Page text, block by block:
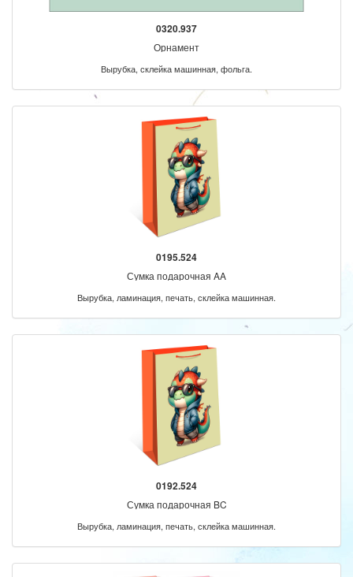
0320.937
Орнамент
Вырубка, склейка машинная, фольга.
0195.524
Сумка подарочная AA
Вырубка, ламинация, печать, склейка машинная.
0192.524
Сумка подарочная BC
Вырубка, ламинация, печать, склейка машинная.